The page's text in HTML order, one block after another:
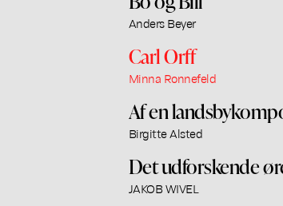
Anders Beyer
Carl Orff
Minna Ronnefeld
Af en
Birgitte Alsted
Det udforskende
JAKOB WIVEL